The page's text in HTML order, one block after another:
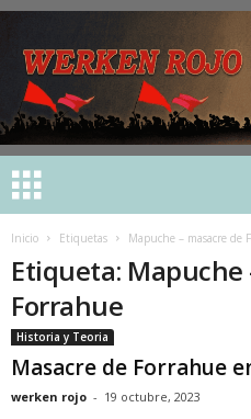
Inicio Etiquetas Mapuche – masacre de
Etiqueta: Mapuche
Forrahue
Historia y Teoria
Masacre de Forrahue
werken rojo - 19 octubre, 2023